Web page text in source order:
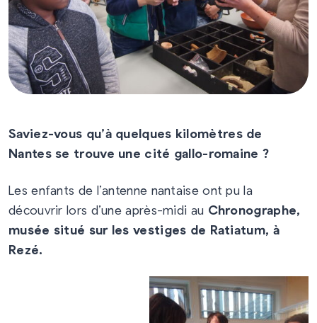
Saviez-vous qu’à quelques kilomètres de
Nantes se trouve une cité gallo-romaine ?
Les enfants de l’antenne nantaise ont pu la
découvrir lors d’une après-midi au Chronographe,
musée situé sur les vestiges de Ratiatum, à
Rezé.